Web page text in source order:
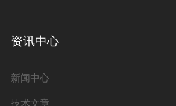
资讯中心
新闻中心
技术文章